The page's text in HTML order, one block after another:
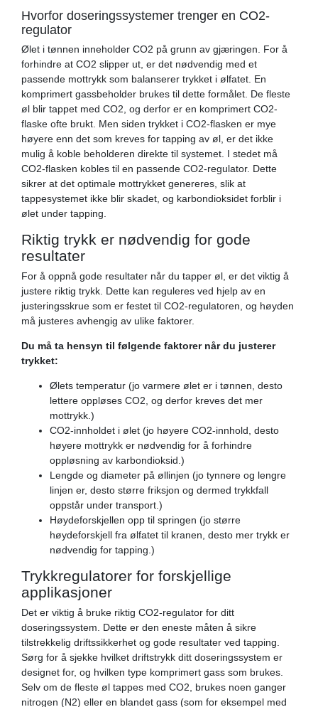
Hvorfor doseringssystemer trenger en CO2-
regulator
Ølet i tønnen inneholder CO2 på grunn av gjæringen. For å
forhindre at CO2 slipper ut, er det nødvendig med et
passende mottrykk som balanserer trykket i ølfatet. En
komprimert gassbeholder brukes til dette formålet. De fleste
øl blir tappet med CO2, og derfor er en komprimert CO2-
flaske ofte brukt. Men siden trykket i CO2-flasken er mye
høyere enn det som kreves for tapping av øl, er det ikke
mulig å koble beholderen direkte til systemet. I stedet må
CO2-flasken kobles til en passende CO2-regulator. Dette
sikrer at det optimale mottrykket genereres, slik at
tappesystemet ikke blir skadet, og karbondioksidet forblir i
ølet under tapping.
Riktig trykk er nødvendig for gode
resultater
For å oppnå gode resultater når du tapper øl, er det viktig å
justere riktig trykk. Dette kan reguleres ved hjelp av en
justeringsskrue som er festet til CO2-regulatoren, og høyden
må justeres avhengig av ulike faktorer.
Du må ta hensyn til følgende faktorer når du justerer
trykket:
Ølets temperatur (jo varmere ølet er i tønnen, desto
lettere oppløses CO2, og derfor kreves det mer
mottrykk.)
CO2-innholdet i ølet (jo høyere CO2-innhold, desto
høyere mottrykk er nødvendig for å forhindre
oppløsning av karbondioksid.)
Lengde og diameter på øllinjen (jo tynnere og lengre
linjen er, desto større friksjon og dermed trykkfall
oppstår under transport.)
Høydeforskjellen opp til springen (jo større
høydeforskjell fra ølfatet til kranen, desto mer trykk er
nødvendig for tapping.)
Trykkregulatorer for forskjellige
applikasjoner
Det er viktig å bruke riktig CO2-regulator for ditt
doseringssystem. Dette er den eneste måten å sikre
tilstrekkelig driftssikkerhet og gode resultater ved tapping.
Sørg for å sjekke hvilket driftstrykk ditt doseringssystem er
designet for, og hvilken type komprimert gass som brukes.
Selv om de fleste øl tappes med CO2, brukes noen ganger
nitrogen (N2) eller en blandet gass (som for eksempel med